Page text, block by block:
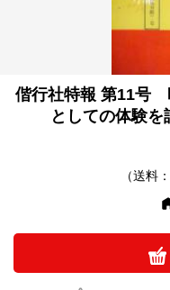
偕行社特報 第11号
としての体験
（送料